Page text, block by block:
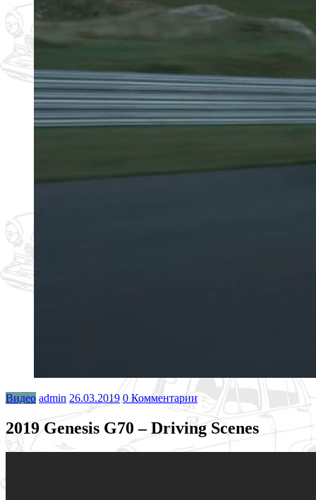
Видео admin 26.03.2019 0 Комментарии
2019 Genesis G70 – Driving Scenes